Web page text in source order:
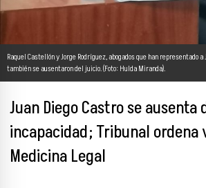
Raquel Castellón y Jorge Rodríguez, abogados que han representado
también se ausentaron del juicio. (Foto: Hulda Miranda).
Juan Diego Castro se ausenta
incapacidad; Tribunal ordena
Medicina Legal